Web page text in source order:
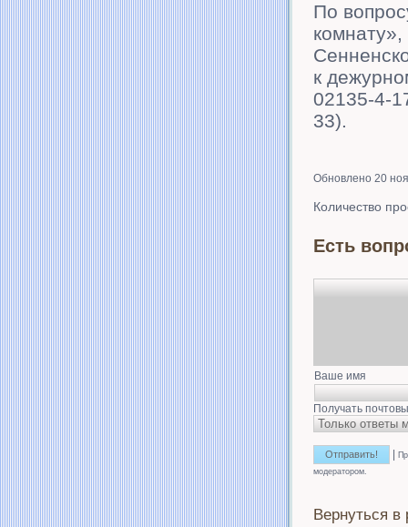
По
к
02135-4-
33).
Обновлено 20
Количество
Есть
Ваше имя
Получать
модератором.
Вернуться в